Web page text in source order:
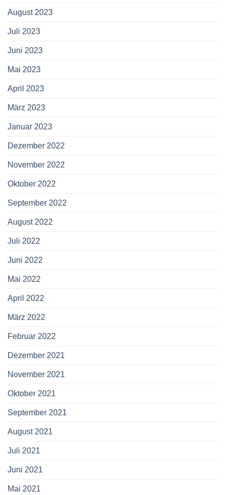
August 2023
Juli 2023
Juni 2023
Mai 2023
April 2023
März 2023
Januar 2023
Dezember 2022
November 2022
Oktober 2022
September 2022
August 2022
Juli 2022
Juni 2022
Mai 2022
April 2022
März 2022
Februar 2022
Dezember 2021
November 2021
Oktober 2021
September 2021
August 2021
Juli 2021
Juni 2021
Mai 2021